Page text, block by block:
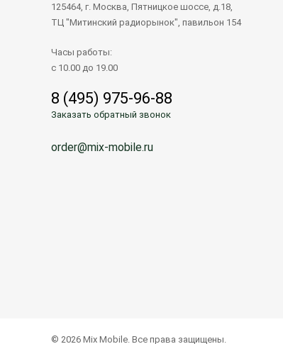
125464, г. Москва, Пятницкое шоссе, д.18,
ТЦ "Митинский радиорынок", павильон 154
Часы работы:
с 10.00 до 19.00
8 (495) 975-96-88
Заказать обратный звонок
order@mix-mobile.ru
© 2026 Mix Mobile. Все права защищены.